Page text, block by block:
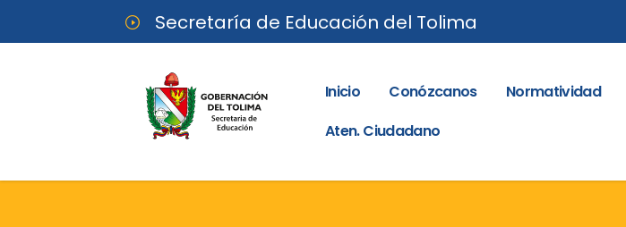
Secretaría de Educación del Tolima
Inicio Conózcanos Normatividad
Aten. Ciudadano